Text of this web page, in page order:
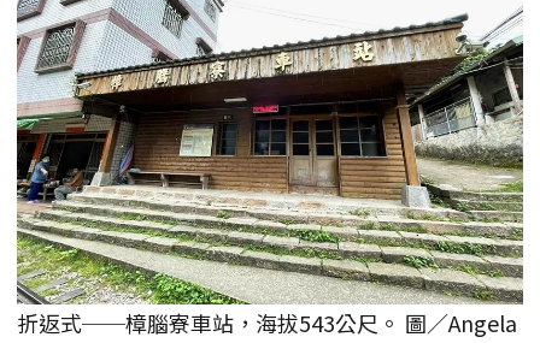
折返式──樟腦寮車站，海拔543公尺。 圖／Angela